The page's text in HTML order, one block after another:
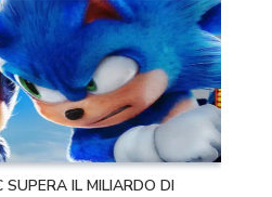
SUPERA IL MILIARDO DI